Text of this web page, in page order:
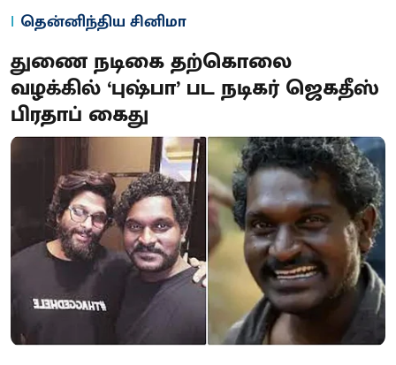
தென்னிந்திய சினிமா
துணை நடிகை தற்கொலை
வழக்கில் ‘புஷ்பா’ பட நடிகர் ஜெகதீஸ்
பிரதாப் கைது